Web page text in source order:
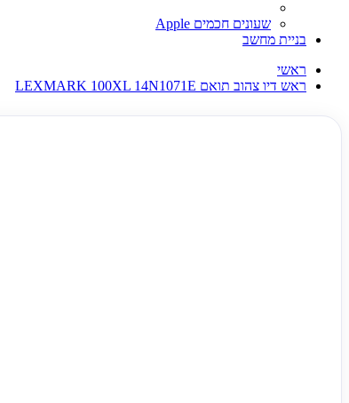
שעונים חכמים Apple
בניית מחשב
ראשי
ראש דיו צהוב תואם LEXMARK 100XL 14N1071E